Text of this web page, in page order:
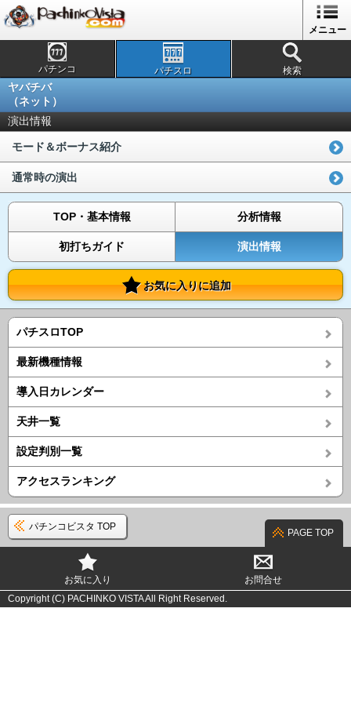
メニュー
パチンコ パチスロ 検索
ヤバチバ
（ネット）
演出情報
モード＆ボーナス紹介
通常時の演出
TOP・基本情報 分析情報
初打ちガイド 演出情報
お気に入りに追加
パチスロTOP
最新機種情報
導入日カレンダー
天井一覧
設定判別一覧
アクセスランキング
パチンコビスタ TOP
PAGE TOP
お気に入り
お問合せ
Copyright (C) PACHINKO VISTA All Right Reserved.